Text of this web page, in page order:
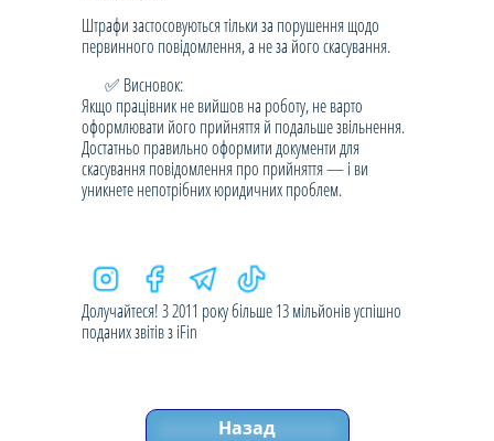
Штрафи застосовуються тільки за порушення щодо
первинного повідомлення, а не за його скасування.
✅ Висновок:
Якщо працівник не вийшов на роботу, не варто
оформлювати його прийняття й подальше звільнення.
Достатньо правильно оформити документи для
скасування повідомлення про прийняття — і ви
уникнете непотрібних юридичних проблем.
Долучайтеся! З 2011 року більше 13 мільйонів успішно
поданих звітів з iFin
Назад